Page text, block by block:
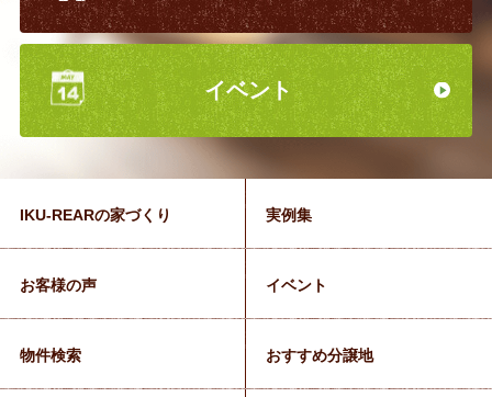
イベント
IKU-REARの家づくり 実例集
お客様の声 イベント
物件検索 おすすめ分譲地